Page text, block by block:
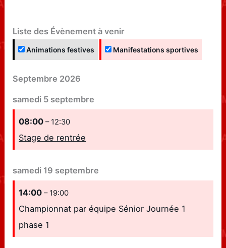
Liste des Évènement à venir
Animations festives Manifestations sportives
Septembre 2026
samedi 5 septembre
08:00– 12:30
Stage de rentrée
samedi 19 septembre
14:00– 19:00
Championnat par équipe Sénior Journée 1
phase 1